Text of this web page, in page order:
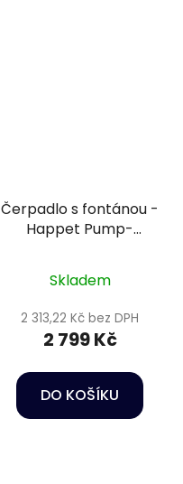
Čerpadlo s fontánou -
Happet Pump-
Skladem
2 313,22 Kč bez DPH
2 799 Kč
DO KOŠÍKU